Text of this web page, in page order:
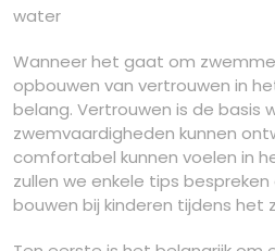
water
Wanneer het gaat om
opbouwen van vertrouwen in
belang. Vertrouwen is de basis
zwemvaardigheden kunnen
comfortabel kunnen voelen in
zullen we enkele tips
bouwen bij kinderen tijdens het